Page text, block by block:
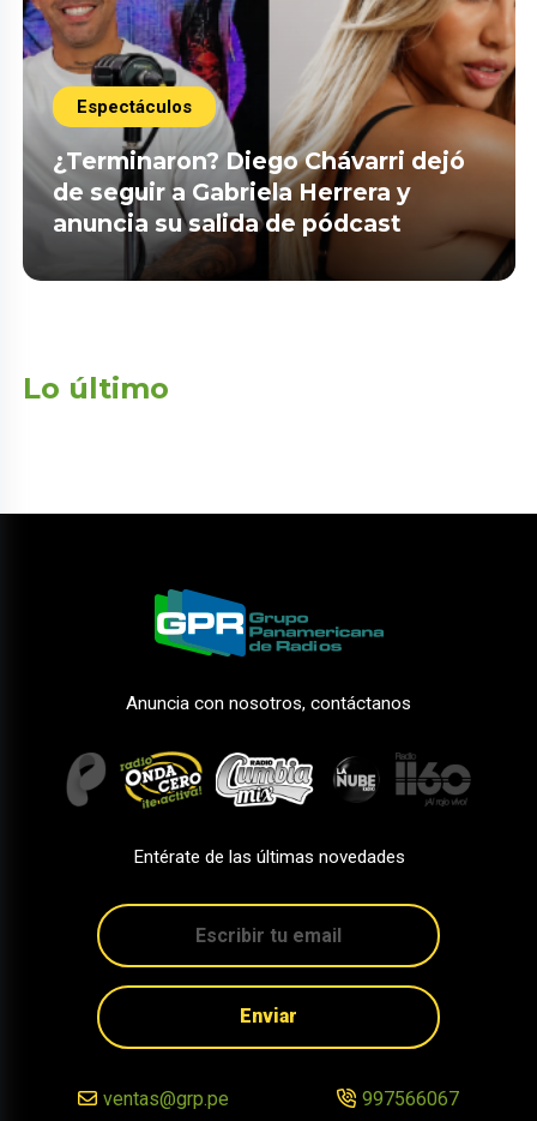
Espectáculos
¿Terminaron? Diego Chávarri dejó
de seguir a Gabriela Herrera y
anuncia su salida de pódcast
Lo último
Anuncia con nosotros, contáctanos
Entérate de las últimas novedades
Enviar
ventas@grp.pe 997566067